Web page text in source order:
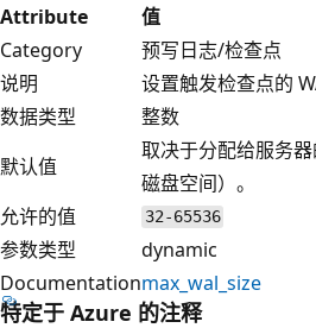
Attribute
值
Category
预写日志/检查点
说明
设置触发检查点的
数据类型
整数
默认值
取决于分配给服务
磁盘空间）。
允许的值
32-65536
参数类型
dynamic
Documentationmax_wal_size
特定于 Azure 的注释